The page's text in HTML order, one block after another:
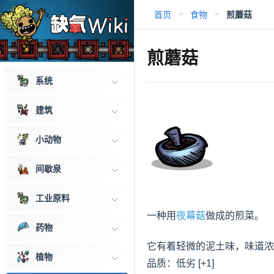
首页 > 食物 > 煎蘑菇
系统
建筑
小动物
间歇泉
工业原料
药物
植物
煎蘑菇
一种用夜幕菇做成的煎菜。
它有着轻微的泥土味，味道
品质：低劣 [+1]